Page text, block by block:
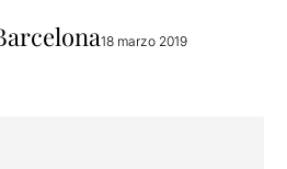
18 marzo 2019